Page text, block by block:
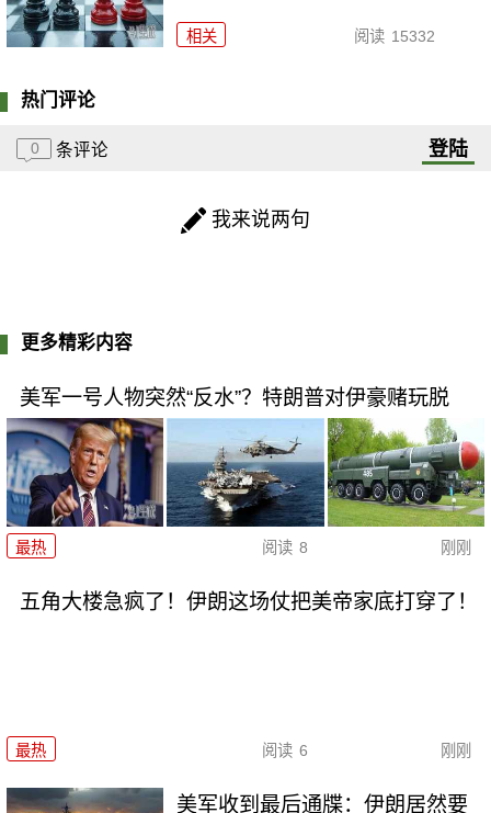
相关 阅读 15332
热门评论
0 条评论 登陆
我来说两句
更多精彩内容
美军一号人物突然“反水”？特朗普对伊豪赌玩脱
最热 阅读 8 刚刚
五角大楼急疯了！伊朗这场仗把美帝家底打穿了！
最热 阅读 6 刚刚
美军收到最后通牒：伊朗居然要